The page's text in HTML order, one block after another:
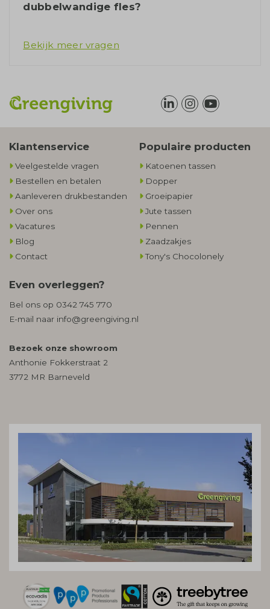
dubbelwandige fles?
Bekijk meer vragen
Klantenservice
Veelgestelde vragen
Bestellen en betalen
Aanleveren drukbestanden
Over ons
Vacatures
Blog
Contact
Populaire producten
Katoenen tassen
Dopper
Groeipapier
Jute tassen
Pennen
Zaadzakjes
Tony's Chocolonely
Even overleggen?
Bel ons op 0342 745 770
E-mail naar info@greengiving.nl
Bezoek onze showroom
Anthonie Fokkerstraat 2
3772 MR Barneveld